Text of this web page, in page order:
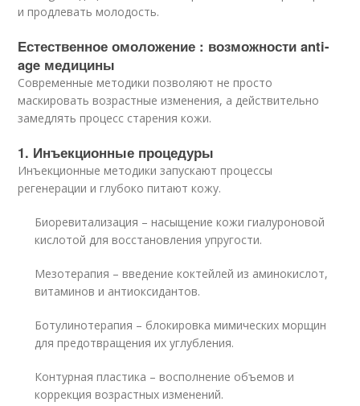
и продлевать молодость.
Естественное омоложение : возможности anti-
age медицины
Современные методики позволяют не просто
маскировать возрастные изменения, а действительно
замедлять процесс старения кожи.
1. Инъекционные процедуры
Инъекционные методики запускают процессы
регенерации и глубоко питают кожу.
Биоревитализация – насыщение кожи гиалуроновой
кислотой для восстановления упругости.
Мезотерапия – введение коктейлей из аминокислот,
витаминов и антиоксидантов.
Ботулинотерапия – блокировка мимических морщин
для предотвращения их углубления.
Контурная пластика – восполнение объемов и
коррекция возрастных изменений.